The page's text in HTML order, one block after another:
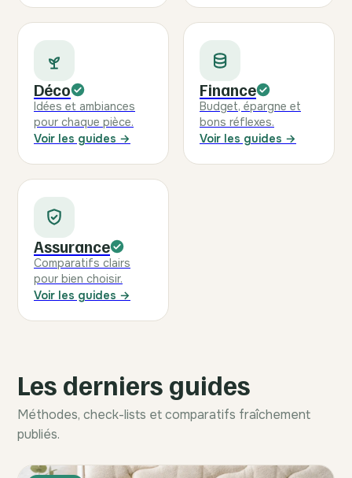
Déco
Idées et ambiances
pour chaque pièce.
Voir les guides →
Finance
Budget, épargne et
bons réflexes.
Voir les guides →
Assurance
Comparatifs clairs
pour bien choisir.
Voir les guides →
Les derniers guides
Méthodes, check-lists et comparatifs fraîchement
publiés.